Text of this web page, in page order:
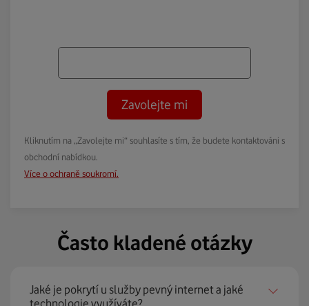
Zavolejte mi
Kliknutím na „Zavolejte mi“ souhlasíte s tím, že budete kontaktováni s
obchodní nabídkou.
Více o ochraně soukromí.
Často kladené otázky
Jaké je pokrytí u služby pevný internet a jaké
technologie využíváte?